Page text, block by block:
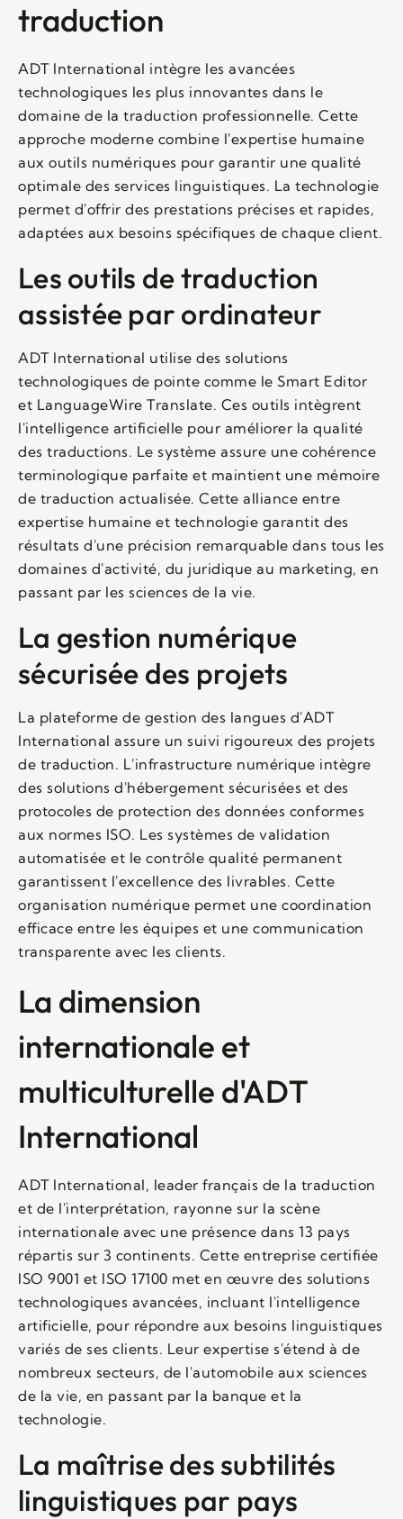
traduction
ADT International intègre les avancées
technologiques les plus innovantes dans le
domaine de la traduction professionnelle. Cette
approche moderne combine l'expertise humaine
aux outils numériques pour garantir une qualité
optimale des services linguistiques. La technologie
permet d'offrir des prestations précises et rapides,
adaptées aux besoins spécifiques de chaque client.
Les outils de traduction
assistée par ordinateur
ADT International utilise des solutions
technologiques de pointe comme le Smart Editor
et LanguageWire Translate. Ces outils intègrent
l'intelligence artificielle pour améliorer la qualité
des traductions. Le système assure une cohérence
terminologique parfaite et maintient une mémoire
de traduction actualisée. Cette alliance entre
expertise humaine et technologie garantit des
résultats d'une précision remarquable dans tous les
domaines d'activité, du juridique au marketing, en
passant par les sciences de la vie.
La gestion numérique
sécurisée des projets
La plateforme de gestion des langues d'ADT
International assure un suivi rigoureux des projets
de traduction. L'infrastructure numérique intègre
des solutions d'hébergement sécurisées et des
protocoles de protection des données conformes
aux normes ISO. Les systèmes de validation
automatisée et le contrôle qualité permanent
garantissent l'excellence des livrables. Cette
organisation numérique permet une coordination
efficace entre les équipes et une communication
transparente avec les clients.
La dimension
internationale et
multiculturelle d'ADT
International
ADT International, leader français de la traduction
et de l'interprétation, rayonne sur la scène
internationale avec une présence dans 13 pays
répartis sur 3 continents. Cette entreprise certifiée
ISO 9001 et ISO 17100 met en œuvre des solutions
technologiques avancées, incluant l'intelligence
artificielle, pour répondre aux besoins linguistiques
variés de ses clients. Leur expertise s'étend à de
nombreux secteurs, de l'automobile aux sciences
de la vie, en passant par la banque et la
technologie.
La maîtrise des subtilités
linguistiques par pays